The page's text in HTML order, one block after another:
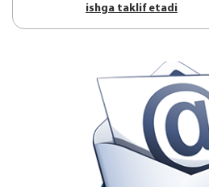
ishgа tаklif etаdi